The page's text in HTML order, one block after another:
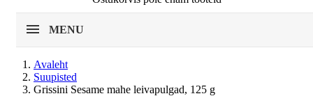
MENU
Avaleht
Suupisted
Grissini Sesame mahe leivapulgad, 125 g